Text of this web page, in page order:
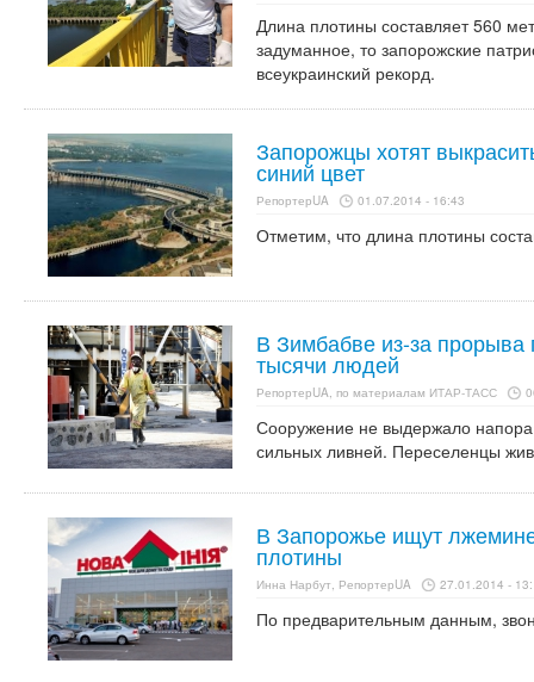
Длина плотины составляет 560
задуманное, то запорожские
всеукраинский рекорд.
Запорожцы хотят
синий цвет
РепортерUA 01.07.2014 - 16:43
Отметим, что длина плотины
В Зимбабве из-за
тысячи людей
РепортерUA, по материалам ИТАР-ТАСС
Сооружение не выдержало
сильных ливней. Переселенцы
В Запорожье ищут
плотины
Инна Нарбут, РепортерUA 27.01.2014 -
По предварительным данным,